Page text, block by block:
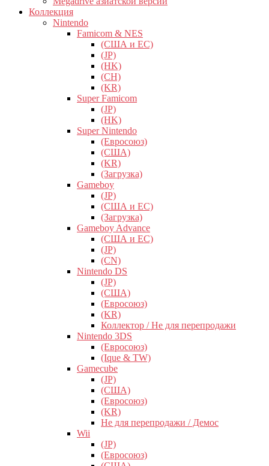
Коллекция
Nintendo
Famicom & NES
(США и ЕС)
(JP)
(HK)
(CH)
(KR)
Super Famicom
(JP)
(HK)
Super Nintendo
(Евросоюз)
(США)
(KR)
(Загрузка)
Gameboy
(JP)
(США и ЕС)
(Загрузка)
Gameboy Advance
(США и ЕС)
(JP)
(CN)
Nintendo DS
(JP)
(США)
(Евросоюз)
(KR)
Коллектор / Не для перепродажи
Nintendo 3DS
(Евросоюз)
(Ique & TW)
Gamecube
(JP)
(США)
(Евросоюз)
(KR)
Не для перепродажи / Демос
Wii
(JP)
(Евросоюз)